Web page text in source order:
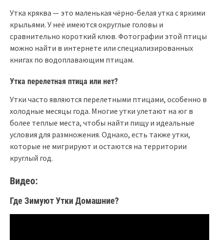
Утка кряква — это маленькая чёрно-белая утка с яркими
крыльями. У неё имеются округлые головы и
сравнительно короткий клюв. Фотографии этой птицы
можно найти в интернете или специализированных
книгах по водоплавающим птицам.
Утка перелетная птица или нет?
Утки часто являются перелетными птицами, особенно в
холодные месяцы года. Многие утки улетают на юг в
более теплые места, чтобы найти пищу и идеальные
условия для размножения. Однако, есть также утки,
которые не мигрируют и остаются на территории
круглый год.
Видео:
Где Зимуют Утки Домашние?